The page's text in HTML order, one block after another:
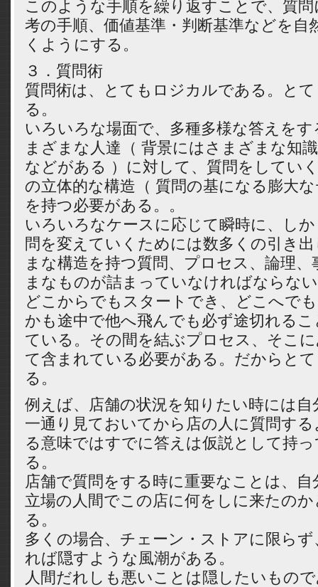
このような手順を繰り返すことで、質
考の手順、価値基準・判断基準などを自
くようにする。
３．質問術
質問術は、とてもロジカルである。と
る。
いろいろな場面で、多種多様な答えを
まざまな人達（ 背景にはさまざまな知
などがある ）に対して、質問をしてい
の立体的な構造（ 質問の基になる膨大
を持つ必要がある。。
いろいろなケースに応じて瞬時に、し
問を変えていくためには数多くの引き
まな構造を持つ質問、プロセス、論理
まなものが詰まっていなければならな
どこからでもスタートでき、どこへで
かも途中で他へ飛んでも必ず途切れる
ている。その間を結ぶプロセス、そこ
て含まれている必要がある。だからと
る。
例えば、店舗の状況を知りたい時には
一通り見ておいてから店の人に質問す
る意味ではすでに答えは仮説として持
る。
店舗で質問をする時に重要なことは、
立場の人間でこの店に何をしに来たの
る。
多くの場合、チェーン・ストアに限ら
れば隠すような風潮がある。
人間だれしも悪いことは隠したいもの